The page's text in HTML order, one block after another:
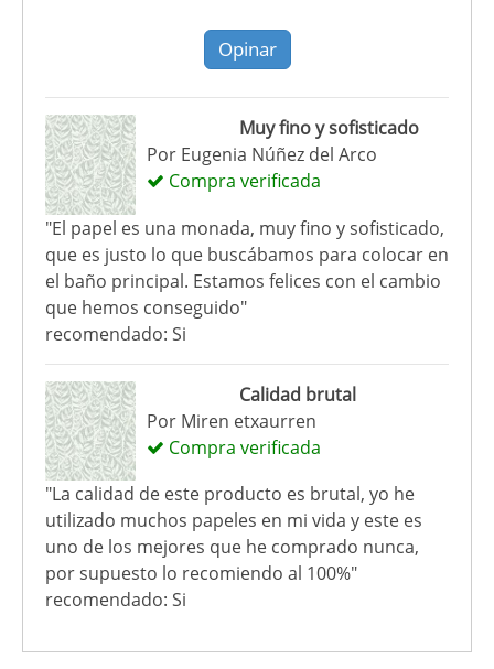
Opinar
Muy fino y sofisticado
Por Eugenia Núñez del Arco
Compra verificada
"El papel es una monada, muy fino y sofisticado,
que es justo lo que buscábamos para colocar en
el baño principal. Estamos felices con el cambio
que hemos conseguido"
recomendado: Si
Calidad brutal
Por Miren etxaurren
Compra verificada
"La calidad de este producto es brutal, yo he
utilizado muchos papeles en mi vida y este es
uno de los mejores que he comprado nunca,
por supuesto lo recomiendo al 100%"
recomendado: Si